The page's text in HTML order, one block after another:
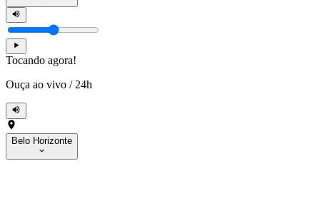
Tocando agora!
Ouça ao vivo / 24h
Belo Horizonte